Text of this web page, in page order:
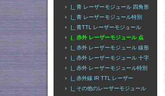
|_ 青 レーザーモジュール 四角形
|_ 青 レーザーモジュール特別
|_ 青TTL レーザーモジュール
|_ 赤外 レーザーモジュール 点
|_ 赤外 レーザーモジュール 線形
|_ 赤外 レーザーモジュール 十字
|_ 赤外 レーザーモジュール特別
|_ 赤外線 IR TTL レーザー
|_ その他のレーザーモジュール